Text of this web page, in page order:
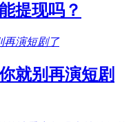
提现吗？
就别再演短剧